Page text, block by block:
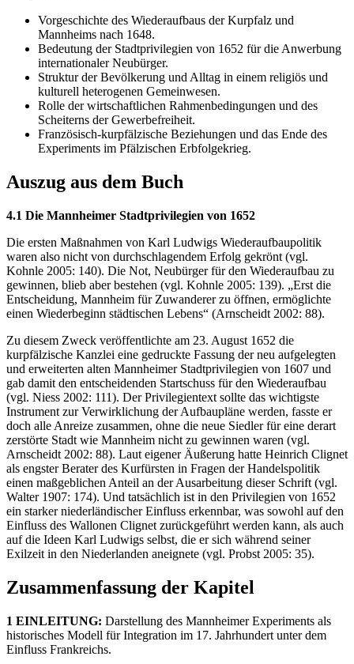
Vorgeschichte des Wiederaufbaus der Kurpfalz und
Mannheims nach 1648.
Bedeutung der Stadtprivilegien von 1652 für die Anwerbung
internationaler Neubürger.
Struktur der Bevölkerung und Alltag in einem religiös und
kulturell heterogenen Gemeinwesen.
Rolle der wirtschaftlichen Rahmenbedingungen und des
Scheiterns der Gewerbefreiheit.
Französisch-kurpfälzische Beziehungen und das Ende des
Experiments im Pfälzischen Erbfolgekrieg.
Auszug aus dem Buch
4.1 Die Mannheimer Stadtprivilegien von 1652
Die ersten Maßnahmen von Karl Ludwigs Wiederaufbaupolitik
waren also nicht von durchschlagendem Erfolg gekrönt (vgl.
Kohnle 2005: 140). Die Not, Neubürger für den Wiederaufbau zu
gewinnen, blieb aber bestehen (vgl. Kohnle 2005: 139). „Erst die
Entscheidung, Mannheim für Zuwanderer zu öffnen, ermöglichte
einen Wiederbeginn städtischen Lebens“ (Arnscheidt 2002: 88).
Zu diesem Zweck veröffentlichte am 23. August 1652 die
kurpfälzische Kanzlei eine gedruckte Fassung der neu aufgelegten
und erweiterten alten Mannheimer Stadtprivilegien von 1607 und
gab damit den entscheidenden Startschuss für den Wiederaufbau
(vgl. Niess 2002: 111). Der Privilegientext sollte das wichtigste
Instrument zur Verwirklichung der Aufbaupläne werden, fasste er
doch alle Anreize zusammen, ohne die neue Siedler für eine derart
zerstörte Stadt wie Mannheim nicht zu gewinnen waren (vgl.
Arnscheidt 2002: 88). Laut eigener Äußerung hatte Heinrich Clignet
als engster Berater des Kurfürsten in Fragen der Handelspolitik
einen maßgeblichen Anteil an der Ausarbeitung dieser Schrift (vgl.
Walter 1907: 174). Und tatsächlich ist in den Privilegien von 1652
ein starker niederländischer Einfluss erkennbar, was sowohl auf den
Einfluss des Wallonen Clignet zurückgeführt werden kann, als auch
auf die Ideen Karl Ludwigs selbst, die er sich während seiner
Exilzeit in den Niederlanden aneignete (vgl. Probst 2005: 35).
Zusammenfassung der Kapitel
1 EINLEITUNG: Darstellung des Mannheimer Experiments als
historisches Modell für Integration im 17. Jahrhundert unter dem
Einfluss Frankreichs.